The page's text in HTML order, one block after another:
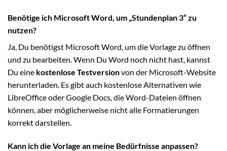
Benötige ich Microsoft Word, um „Stundenplan 3“ zu
nutzen?
Ja, Du benötigst Microsoft Word, um die Vorlage zu öffnen
und zu bearbeiten. Wenn Du Word noch nicht hast, kannst
Du eine kostenlose Testversionvon der Microsoft-Website
herunterladen. Es gibt auch kostenlose Alternativen wie
LibreOffice oder Google Docs, die Word-Dateien öffnen
können, aber möglicherweise nicht alle Formatierungen
korrekt darstellen.
Kann ich die Vorlage an meine Bedürfnisse anpassen?